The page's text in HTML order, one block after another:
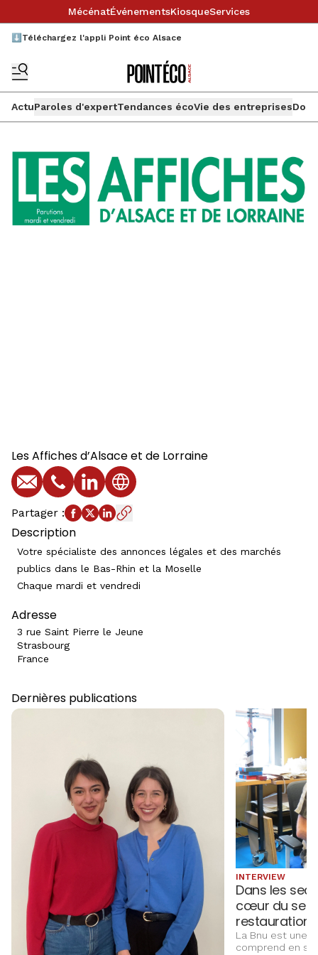
MécénatÉvénementsKiosqueServices
⬇️Téléchargez l'appli Point éco Alsace
ActuParoles d'expertTendances écoVie des entreprises
Les Affiches d’Alsace et de Lorraine
E-mailTéléphoneProfil LinkedIn
Site web
Partager :
Description
Votre spécialiste des annonces légales et des marchés
publics dans le Bas-Rhin et la Moselle
Chaque mardi et vendredi
Adresse
3 rue Saint Pierre le Jeune
Strasbourg
France
Dernières publications
INTERVIEW
Dans les
cœur du
restauration
La Bnu est une
comprend en